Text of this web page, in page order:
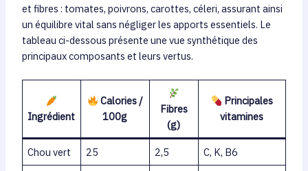
et fibres : tomates, poivrons, carottes, céleri, assurant ainsi
un équilibre vital sans négliger les apports essentiels. Le
tableau ci-dessous présente une vue synthétique des
principaux composants et leurs vertus.
Ingrédient
Calories /
100g
Fibres
(g)
Principales
vitamines
Chou vert 25 2,5
C, K, B6